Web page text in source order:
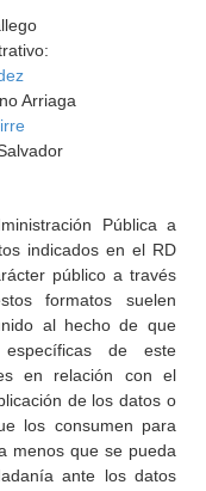
Arriaga
Pública a
indicados en el RD
público a través
formatos suelen
al hecho de que
específicas de este
en relación con el
de los datos o
los consumen para
menos que se pueda
ante los datos